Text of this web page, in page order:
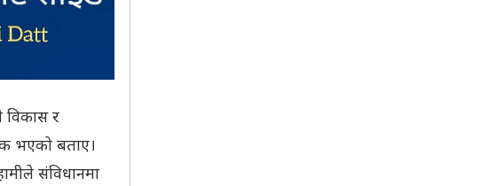
विकास र
भएको बताए।
संविधानमा